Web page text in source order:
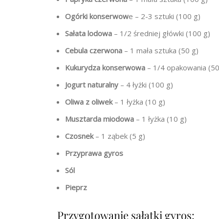
Ogórki konserwowe – 2-3 sztuki (100 g)
Sałata lodowa – 1/2 średniej główki (100 g)
Cebula czerwona – 1 mała sztuka (50 g)
Kukurydza konserwowa – 1/4 opakowania
Jogurt naturalny – 4 łyżki (100 g)
Oliwa z oliwek– 1 łyżka (10 g)
Musztarda miodowa – 1 łyżka (10 g)
Czosnek– 1 ząbek (5 g)
Przyprawa gyros
Sól
Pieprz
Przygotowanie sałatki gyros: